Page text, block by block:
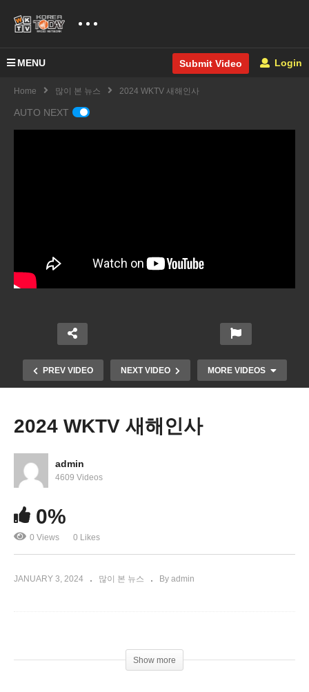
MENU Submit Video Login
Home 많이 본 뉴스 2024 WKTV 새해인사
AUTO NEXT
PREV VIDEO NEXT VIDEO MORE VIDEOS
트럼프 재임 시절 부동산으로 중국, 사우디 등 외국
2024 WKTV 새해인사
admin
4609 Videos
0%
0 Views 0 Likes
JANUARY 3, 2024 많이 본 뉴스 By admin
Show more